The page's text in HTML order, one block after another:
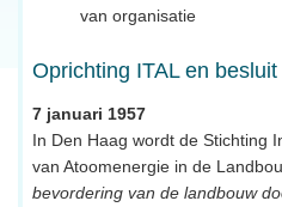
van organisatie
Oprichting ITAL en
7 januari 1957
In Den Haag wordt de Stichting
van Atoomenergie in de
bevordering van de landbouw